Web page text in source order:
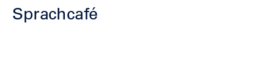
Slider
zu
Sprachcafé